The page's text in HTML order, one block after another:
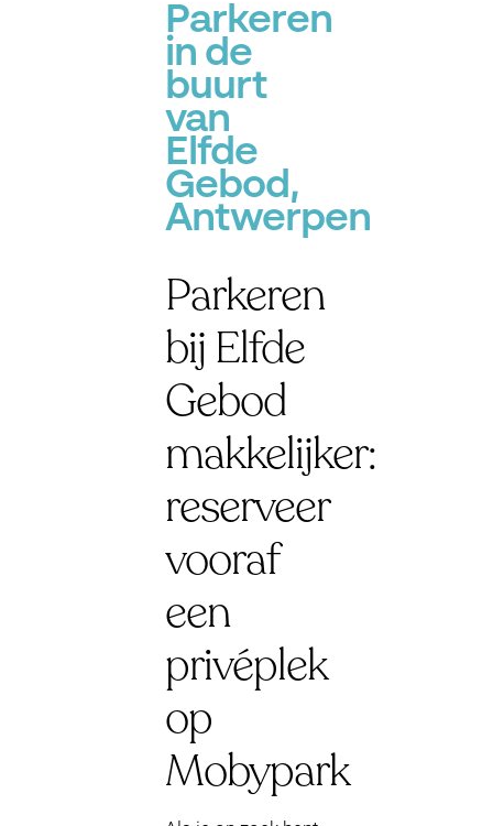
Parkeren
in de
buurt
van
Elfde
Gebod,
Antwerpen
Parkeren
bij Elfde
Gebod
makkelijker:
reserveer
vooraf
een
privéplek
op
Mobypark